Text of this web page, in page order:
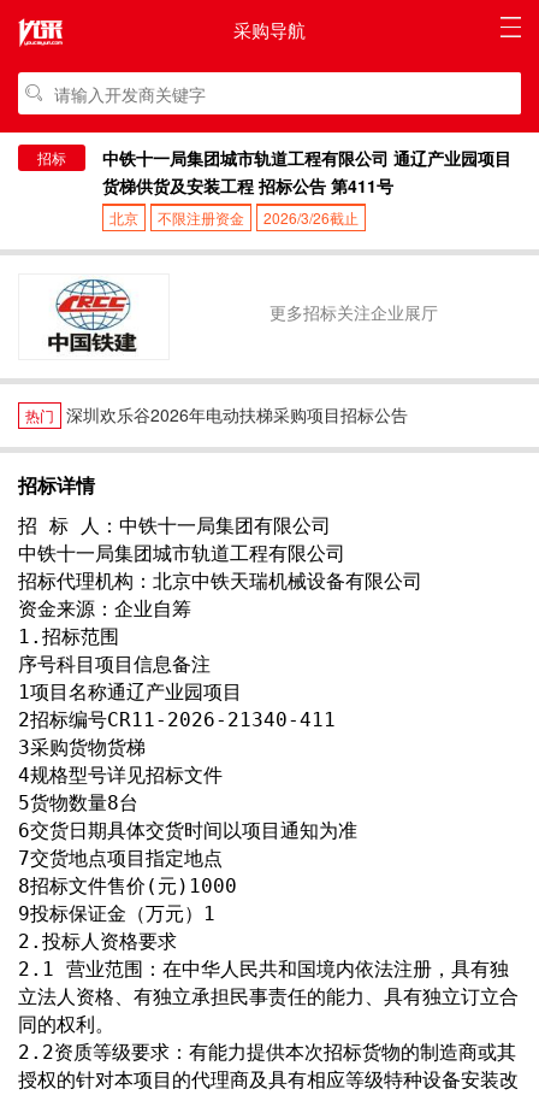
采购导航
招标
中铁十一局集团城市轨道工程有限公司 通辽产业园项目
货梯供货及安装工程 招标公告 第411号
北京 不限注册资金 2026/3/26截止
更多招标关注企业展厅
热门 深圳欢乐谷2026年电动扶梯采购项目招标公告
招标详情
招 标 人：中铁十一局集团有限公司
中铁十一局集团城市轨道工程有限公司
招标代理机构：北京中铁天瑞机械设备有限公司
资金来源：企业自筹
1.招标范围
序号科目项目信息备注
1项目名称通辽产业园项目
2招标编号CR11-2026-21340-411
3采购货物货梯
4规格型号详见招标文件
5货物数量8台
6交货日期具体交货时间以项目通知为准
7交货地点项目指定地点
8招标文件售价(元)1000
9投标保证金（万元）1
2.投标人资格要求
2.1 营业范围：在中华人民共和国境内依法注册，具有独
立法人资格、有独立承担民事责任的能力、具有独立订立合
同的权利。
2.2资质等级要求：有能力提供本次招标货物的制造商或其
授权的针对本项目的代理商及具有相应等级特种设备安装改